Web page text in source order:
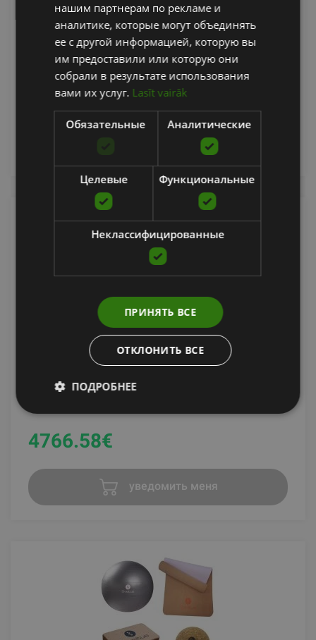
ALIGN PILATES C8-PRO REFORMER NOIR (BLACK
ALIGN PILATES
4127.88€
уведомить меня
ALIGN PILATES A8-PRO REFORMER, LOW LEGS
4766.58€
уведомить меня
нашим партнерам по рекламе и
аналитике, которые могут объединять
ее с другой информацией, которую вы
им предоставили или которую они
собрали в результате использования
вами их услуг. Lasīt vairāk
Обязательные Аналитические
Целевые Функциональные
Неклассифицированные
ПРИНЯТЬ ВСЕ
ОТКЛОНИТЬ ВСЕ
ПОДРОБНЕЕ